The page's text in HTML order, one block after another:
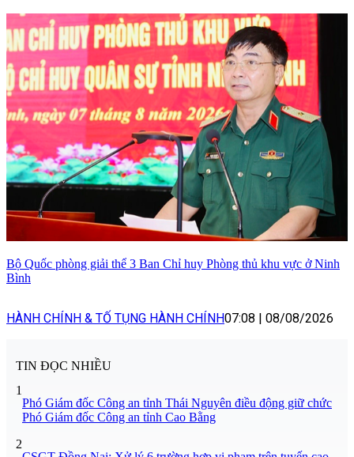
Bộ Quốc phòng giải thể 3 Ban Chỉ huy Phòng thủ khu vực ở Ninh
Bình
HÀNH CHÍNH & TỐ TỤNG HÀNH CHÍNH07:08 | 08/08/2026
TIN ĐỌC NHIỀU
1
Phó Giám đốc Công an tỉnh Thái Nguyên điều động giữ chức
Phó Giám đốc Công an tỉnh Cao Bằng
2